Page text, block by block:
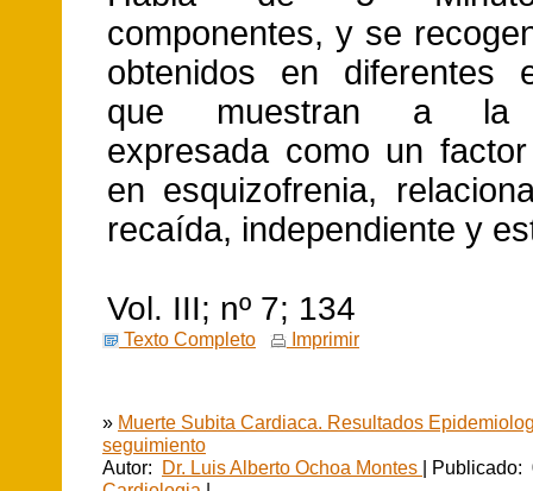
componentes, y se
obtenidos en diferentes
que muestran a la
expresada como un
en esquizofrenia,
recaída, independiente y
Vol. III; nº 7; 134
Texto Completo Imprimir
» Muerte Subita Cardiaca. Resultados
seguimiento
Autor: Dr. Luis Alberto Ochoa Montes | Publicado: